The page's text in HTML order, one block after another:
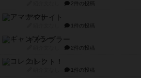
2件の投稿
アマナイト
1件の投稿
ギャンブラー
2件の投稿
コレクト！
1件の投稿